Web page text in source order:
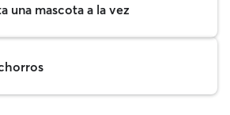
una mascota a la vez